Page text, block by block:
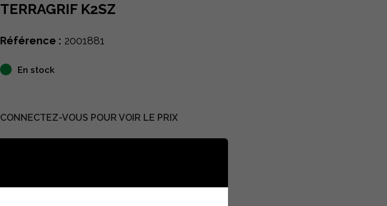
TERRAGRIF K2SZ
Référence : 2001881
En stock
CONNECTEZ-VOUS POUR VOIR LE PRIX
Fabricant K2 Systems